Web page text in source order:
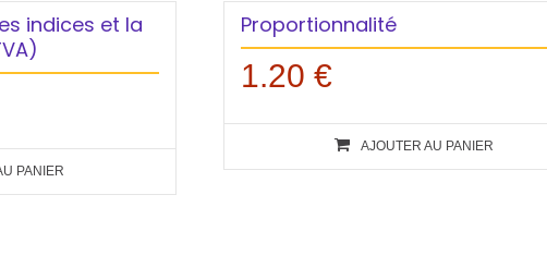
indices et la
PANIER
Proportionnalité
1.20 €
AJOUTER AU PANIER